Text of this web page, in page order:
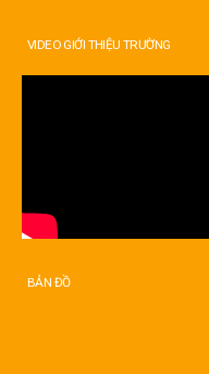
VIDEO GIỚI THIỆU TRƯỜNG
BẢN ĐỒ